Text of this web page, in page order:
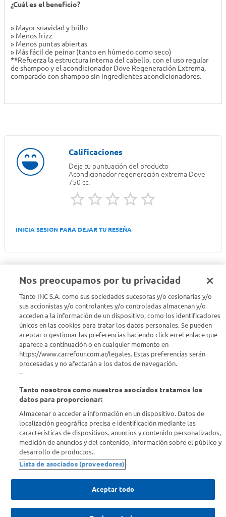
¿Cuál es el beneficio?
» Mayor suavidad y brillo
» Menos frizz
» Menos puntas abiertas
» Más fácil de peinar (tanto en húmedo como seco)
**Refuerza la estructura interna del cabello, con el uso regular
de shampoo y el acondicionador Dove Regeneración Extrema,
comparado con shampoo sin ingredientes acondicionadores.
Deja tu puntuación del producto
Acondicionador regeneración extrema Dove
750 cc.
INICIA SESION PARA DEJAR TU RESEÑA
Seguinos en :
Estamos para ayudarte
¿Tenés una consulta? Comunicate con nosotrosacá
Descubrí Carrefour
Conocenos
Info útil
Comprá Online
Enterate de nuestras ofertas
Dejanos tu mail para recibir todas las ofertas y promociones antes
que nadie.
Nos preocupamos por tu privacidad
Tanto INC S.A. como sus sociedades sucesoras y/o cesionarias y/o
sus accionistas y/o controlantes y/o controladas almacenan y/o
acceden a la información de un dispositivo, como los identificadores
únicos en las cookies para tratar los datos personales. Se pueden
aceptar o gestionar las preferencias haciendo click en el enlace que
aparece a continuación o en cualquier momento en
https://www.carrefour.com.ar/legales. Estas preferencias serán
procesadas y no afectarán a los datos de navegación.
--
Tanto nosotros como nuestros asociados tratamos los
datos para proporcionar:
Almacenar o acceder a información en un dispositivo. Datos de
localización geográfica precisa e identificación mediante las
características de dispositivos. anuncios y contenido personalizados,
medición de anuncios y del contenido, información sobre el público y
desarrollo de productos..
Lista de asociados (proveedores)
Aceptar todo